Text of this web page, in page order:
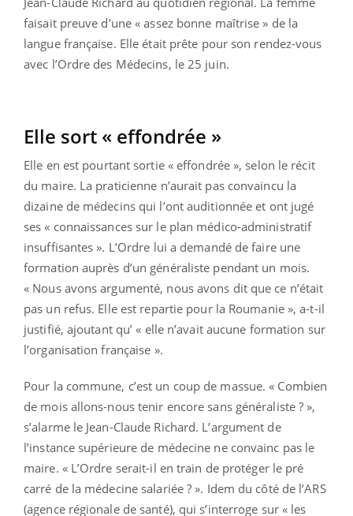
faisait preuve d’une « assez bonne maîtrise » de la
langue française. Elle était prête pour son rendez-vous
avec l’Ordre des Médecins, le 25 juin.
Elle sort « effondrée »
Elle en est pourtant sortie « effondrée », selon le récit
du maire. La praticienne n’aurait pas convaincu la
dizaine de médecins qui l’ont auditionnée et ont jugé
ses « connaissances sur le plan médico-administratif
insuffisantes ». L’Ordre lui a demandé de faire une
formation auprès d’un généraliste pendant un mois.
« Nous avons argumenté, nous avons dit que ce n’était
pas un refus. Elle est repartie pour la Roumanie », a-t-il
justifié, ajoutant qu’ « elle n’avait aucune formation sur
l’organisation française ».
Pour la commune, c’est un coup de massue. « Combien
de mois allons-nous tenir encore sans généraliste ? »,
s’alarme le Jean-Claude Richard. L’argument de
l’instance supérieure de médecine ne convainc pas le
maire. « L’Ordre serait-il en train de protéger le pré
carré de la médecine salariée ? ». Idem du côté de l’ARS
(agence régionale de santé), qui s’interroge sur « les